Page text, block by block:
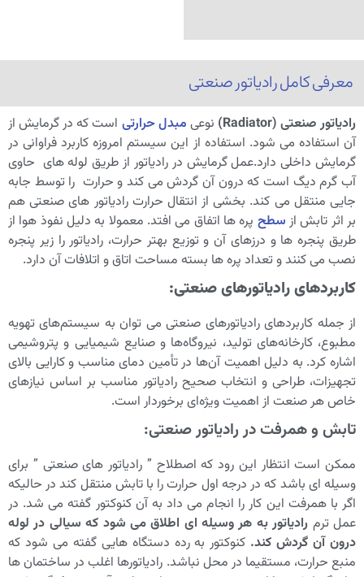
معرفی کامل رادیاتور صنعتی
رادیاتور صنعتی (Radiator
) نوعی مبدل حرارتی است که در گرمایش از
آن استفاده می شود. استفاده از این سیستم امروزه کاربرد فراوانی در
گرمایش داخلی دارد.عمل گرمایش در رادیاتور از طریق لوله های حاوی
آب گرم دیگ است که درون آن گردش می کند و حرارت را توسط جابه
جایی منتقل می کند. بخشی از انتقال حرارت رادیاتور های صنعتی هم
بر اثر تابش از سطح پره ها اتفاق می افتد. معمولا به دلیل نفوذ هوا از
طریق پنجره ها و درزهای آن و توزیع بهتر حرارت، رادیاتور را زیر پنجره
نصب می کنند و تعداد پره ها بسته مساحت اتاق و اتلافات آن دارد.
کاربردهای رادیاتورهای صنعتی:
از جمله کاربردهای رادیاتورهای صنعتی می توان به سیستم‌های تهویه
مطبوع، کارخانه‌های تولید، نیروگاه‌ها و صنایع شیمیایی و پتروشیمی
اشاره کرد. به دلیل اهمیت آن‌ها در تأمین دمای مناسب و کارایی بالای
تجهیزات، طراحی و انتخاب صحیح رادیاتور مناسب بر اساس نیازهای
خاص هر صنعت از اهمیت ویژه‌ای برخوردار است.
تابش و همرفت در رادیاتور صنعتی:
ممکن است انتظار این رود که اصطلاح ” رادیاتور های صنعتی ” برای
وسیله ای باشد که در درجه اول حرارت را با تابش منتقل کند در حالیکه
اگر با همرفت این کار را انجام می داد به آن کنوکتور گفته می شد. در
عمل ترم رادیاتور به هر وسیله ای اطلاق می شود که سیالی در لوله
درون آن گردش کند. کنوکتور به رده دستگاه هایی گفته می شود که
منبع حرارت، مستقیما در محل نباشد. رادیاتورها اغلب در ساختمان ها